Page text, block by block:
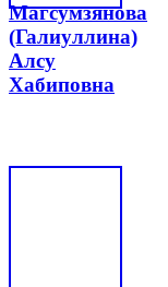
Магсумзянова
(Галиуллина)
Алсу
Хабиповна